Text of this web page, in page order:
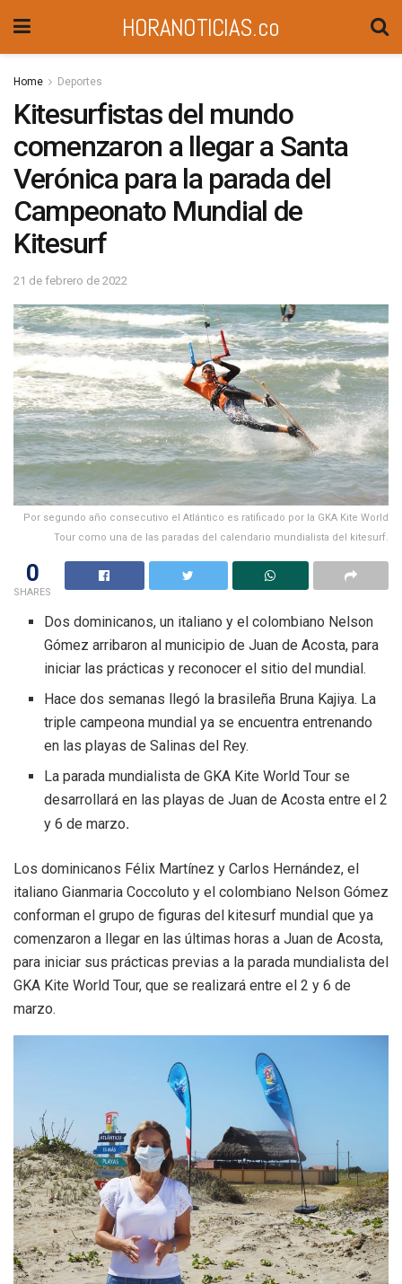
HORANOTICIAS.co
Home Deportes
Kitesurfistas del mundo
comenzaron a llegar a Santa
Verónica para la parada del
Campeonato Mundial de
Kitesurf
21 de febrero de 2022
Por segundo año consecutivo el Atlántico es ratificado por la GKA Kite World
Tour como una de las paradas del calendario mundialista del kitesurf.
0
SHARES
Dos dominicanos, un italiano y el colombiano Nelson
Gómez arribaron al municipio de Juan de Acosta, para
iniciar las prácticas y reconocer el sitio del mundial.
Hace dos semanas llegó la brasileña Bruna Kajiya. La
triple campeona mundial ya se encuentra entrenando
en las playas de Salinas del Rey.
La parada mundialista de GKA Kite World Tour se
desarrollará en las playas de Juan de Acosta entre el 2
y 6 de marzo.
Los dominicanos Félix Martínez y Carlos Hernández, el
italiano Gianmaria Coccoluto y el colombiano Nelson Gómez
conforman el grupo de figuras del kitesurf mundial que ya
comenzaron a llegar en las últimas horas a Juan de Acosta,
para iniciar sus prácticas previas a la parada mundialista del
GKA Kite World Tour, que se realizará entre el 2 y 6 de
marzo.